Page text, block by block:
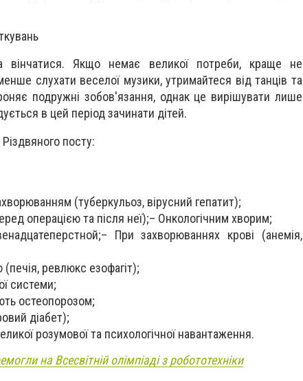
Якщо немає великої потреби, краще не
слухати веселої музики, утримайтеся від танців та
подружні зобов'язання, однак це вирішувати лише
в цей період зачинати дітей.
посту:
(туберкульоз, вірусний гепатит);
операцією та після неї);– Онкологічним хворим;
При захворюваннях крові (анемія,
ревлюкс езофагіт);
системи;
остеопорозом;
діабет);
розумової та психологічної навантаження.
на Всесвітній олімпіаді з робототехніки